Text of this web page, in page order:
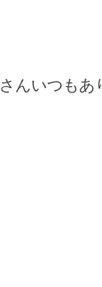
んいつもあ